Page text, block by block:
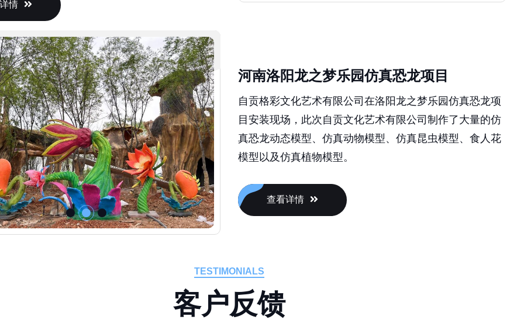
情
河南洛阳龙之梦乐园仿真恐龙项目
自贡格彩文化艺术有限公司在洛阳龙之梦乐园仿真恐龙项
目安装现场，此次自贡文化艺术有限公司制作了大量的仿
真恐龙动态模型、仿真动物模型、仿真昆虫模型、食人花
模型以及仿真植物模型。
查看详情
TESTIMONIALS
客户反馈